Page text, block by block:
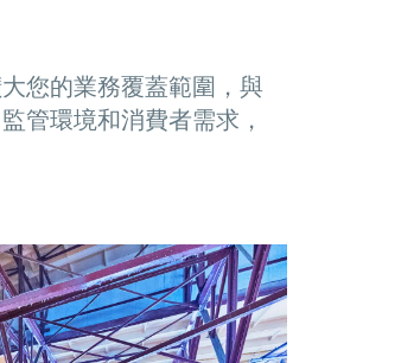
您的業務覆蓋範圍，與
管環境和消費者需求，